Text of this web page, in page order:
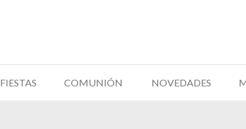
FIESTAS COMUNIÓN NOVEDADES